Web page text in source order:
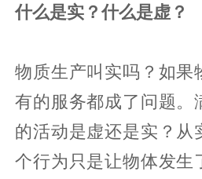
什么是实？什么是虚？
物质生产叫实吗？如果
有的服务都成了问题。
的活动是虚还是实？从
个行为只是让物体发生